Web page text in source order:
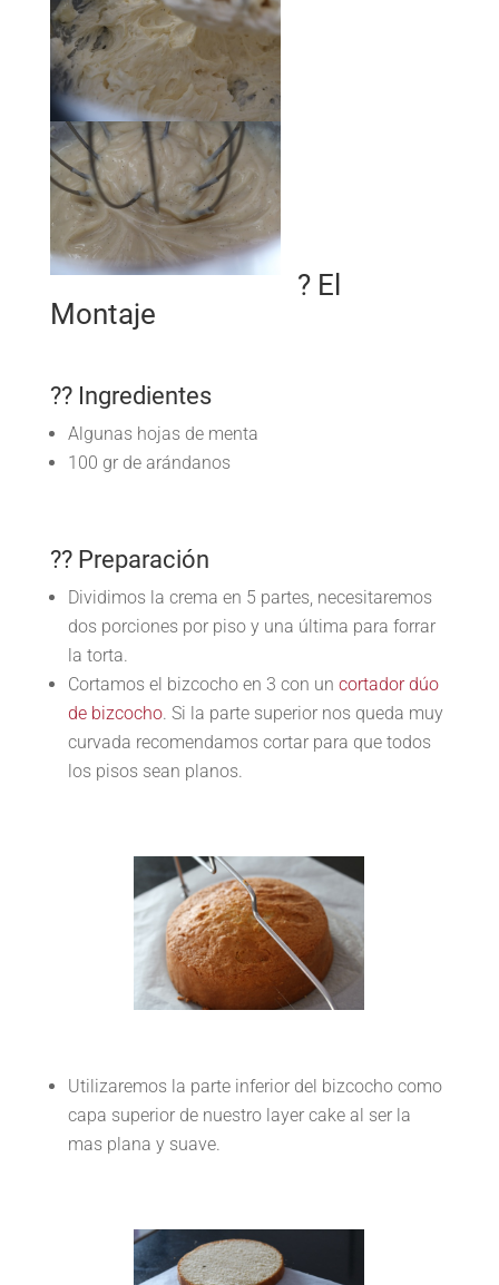
? El
Montaje
?? Ingredientes
Algunas hojas de menta
100 gr de arándanos
?? Preparación
Dividimos la crema en 5 partes, necesitaremos
dos porciones por piso y una última para forrar
la torta.
Cortamos el bizcocho en 3 con un cortador dúo
de bizcocho. Si la parte superior nos queda muy
curvada recomendamos cortar para que todos
los pisos sean planos.
Utilizaremos la parte inferior del bizcocho como
capa superior de nuestro layer cake al ser la
mas plana y suave.